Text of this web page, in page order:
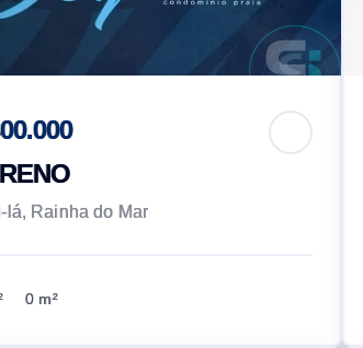
lá, Rainha do Mar
0 m²